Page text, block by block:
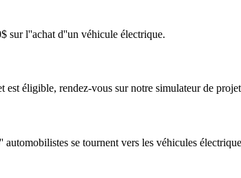
sur l''achat d''un véhicule électrique.
éligible, rendez-vous sur notre simulateur de
se tournent vers les véhicules